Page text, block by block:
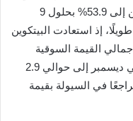
نوفمبر، ما أدى إلى تراجع هيمنة البيتكوين إلى 53.9% بحلول 9
إذ استعادت البيتكوين
القيمة السوقية
للعملات الرقمية من 3.8 تريليون دولار في ديسمبر إلى حوالي 2.9
في السيولة بقيمة